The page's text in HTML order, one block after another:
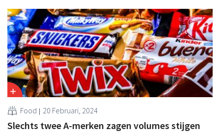
Food 20 Februari, 2024
Slechts twee A-merken zagen volumes stijgen